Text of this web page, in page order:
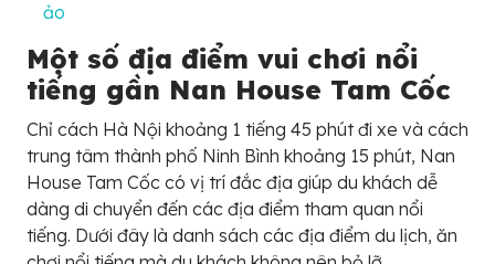
ảo
Một số địa điểm vui chơi nổi
tiếng gần Nan House Tam Cốc
Chỉ cách Hà Nội khoảng 1 tiếng 45 phút đi xe và cách
trung tâm thành phố Ninh Bình khoảng 15 phút, Nan
House Tam Cốc có vị trí đắc địa giúp du khách dễ
dàng di chuyển đến các địa điểm tham quan nổi
tiếng. Dưới đây là danh sách các địa điểm du lịch, ăn